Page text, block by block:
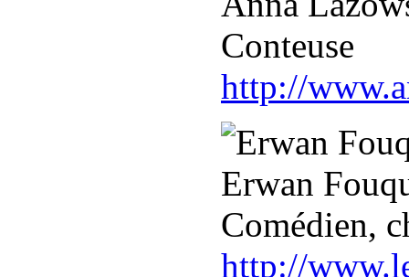
Conteuse
http://
Erwan
Comédien,
http://